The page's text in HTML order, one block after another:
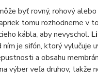
byť rovný, rohový
tomu rozhodneme
kábla, aby nevyschol.
je sifón, ktorý vylučuje
a obsahu
výber veľa druhov, takže